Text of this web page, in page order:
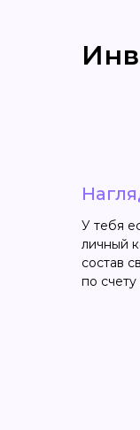
У тебя
личный
состав
по